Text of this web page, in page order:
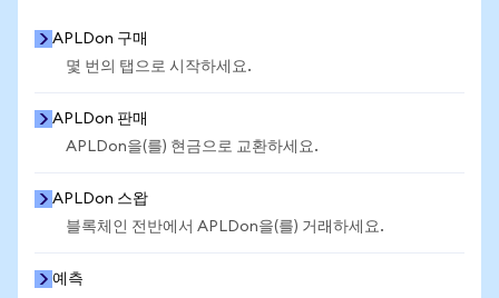
APLDon 구매
몇 번의 탭으로 시작하세요.
APLDon 판매
APLDon을(를) 현금으로 교환하세요.
APLDon 스왑
블록체인 전반에서 APLDon을(를) 거래하세요.
예측